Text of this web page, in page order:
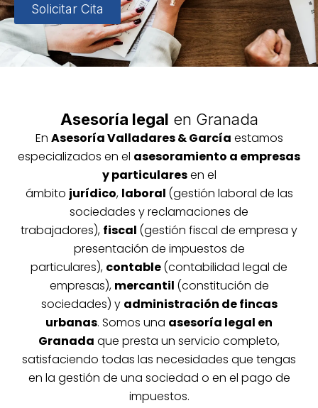
Solicitar Cita
Asesoría legal en Granada
En AsesoríaValladares & García estamos
especializados en el asesoramiento a empresas
y particularesen el
ámbito jurídico, laboral (gestión laboral de las
sociedades y reclamaciones de
trabajadores), fiscal (gestión fiscal de empresa y
presentación de impuestos de
particulares), contable(contabilidad legal de
empresas), mercantil (constitución de
sociedades) y administración de fincas
urbanas. Somos una asesoría legal en
Granada que presta un servicio completo,
satisfaciendo todas las necesidades que tengas
en la gestión de una sociedad o en el pago de
impuestos.